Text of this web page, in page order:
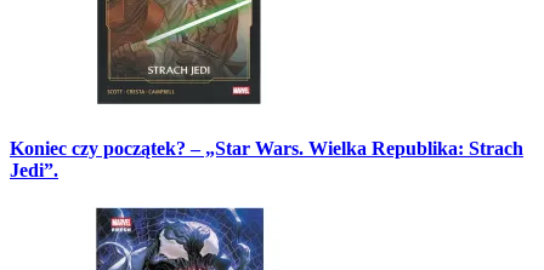
Koniec czy początek? – „Star Wars. Wielka Republika: Strach
Jedi”.